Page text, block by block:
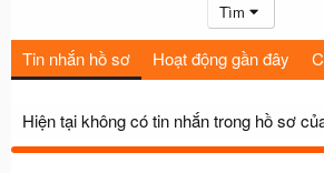
Tìm
Tin nhắn hồ sơ Hoạt động gần đây
Hiện tại không có tin nhắn trong hồ sơ